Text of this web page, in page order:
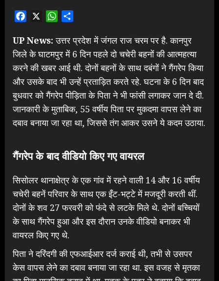
Facebook WhatsApp
UP News: उत्तर प्रदेश में जंगल राज चरम पर है. कानपुर
जिले के घाटमपुर में 6 दिन पहले दो चचेरी बहनों की आत्महत्या
करने की खबर आई थी. दोनों बहनों के साथ दबंगों ने गैंगरेप किया
और उसके बाद भी उन्हें प्रताड़ित करते रहे. घटना के 6 दिन बाद
बुधवार को गैंगरेप पीड़िता के पिता ने भी फांसी लगाकर जान दे दी.
जानकारी के मुताबिक, 55 वर्षीय पिता पर मुकदमा वापस लेने का
दबाव बनाया जा रहा था, जिससे तंग आकर उसने ये कदम उठाया.
गैंगरेप के बाद वीडियो किए गए वायरल
सिसोलर थानाक्षेत्र के एक गांव में रहने वाली 14 और 16 वर्षीय
चचेरी बहनें परिवार के साथ एक इँट-भट्टे में मजदूरी करती थीं.
दोनों के शव 27 फरवरी को फंदे से लटके मिले थे. दोनों बच्चियों
के साथ गैंगरेप हुआ और इस दौरान उनके वीडियो बनाकर भी
वायरल किए गए थे.
पिता ने दरिंदगी की एफआईआर दर्ज कराई थी, तभी से उसपर
केस वापस लेने का दबाव बनाया जा रहा था. इस वजह से मृतका